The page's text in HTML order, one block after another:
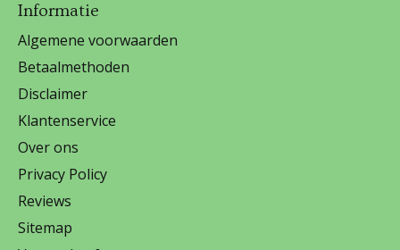
Informatie
Algemene voorwaarden
Betaalmethoden
Disclaimer
Klantenservice
Over ons
Privacy Policy
Reviews
Sitemap